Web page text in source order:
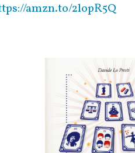
amzn.to/2lopR5Q